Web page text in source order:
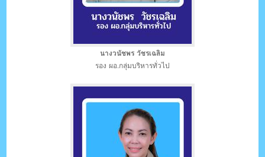
นางวนัชพร วัชรเฉลิม
รอง ผอ.กลุ่มบริหารทั่วไป